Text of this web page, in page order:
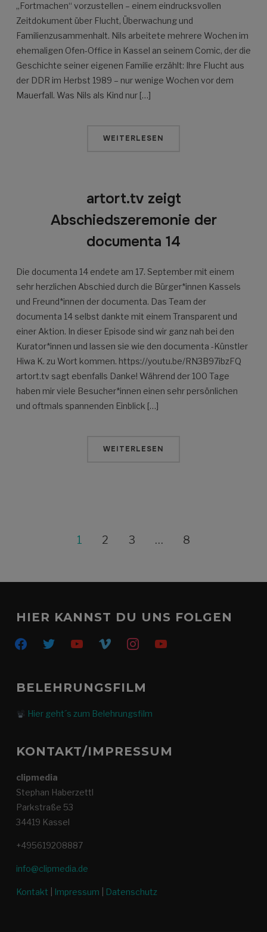
„Fortmachen“ vorzustellen – einem eindrucksvollen
Zeitdokument über Flucht, Überwachung und
Familienzusammenhalt. Nils arbeitete mehrere Wochen im
ehemaligen Ofen-Office in Kassel an seinem Comic, der die
Geschichte seiner eigenen Familie erzählt: Ihre Flucht aus
der DDR im Herbst 1989 – nur wenige Wochen vor dem
Mauerfall. Was Nils als Kind nur […]
WEITERLESEN
artort.tv zeigt
Abschiedszeremonie der
documenta 14
Die documenta 14 endete am 17. September mit einem
sehr herzlichen Abschied durch die Bürger*innen Kassels
und Freund*innen der documenta. Das Team der
documenta 14 selbst dankte mit einem Transparent und
einer Aktion. In dieser Episode sind wir ganz nah bei den
Kurator*innen und lassen sie wie den documenta -Künstler
Hiwa K. zu Wort kommen. https://youtu.be/RN3B97ibzFQ
artort.tv sagt ebenfalls Danke! Während der 100 Tage
haben mir viele Besucher*innen einen sehr persönlichen
und oftmals spannenden Einblick […]
WEITERLESEN
1 2 3 … 8
HIER KANNST DU UNS FOLGEN
facebooktwitter youtube vimeo instagramyoutube
BELEHRUNGSFILM
Hier geht´s zum Belehrungsfilm
KONTAKT/IMPRESSUM
clipmedia
Stephan Haberzettl
Parkstraße 53
34419 Kassel
+495619208887
info@clipmedia.de
Kontakt Impressum Datenschutz